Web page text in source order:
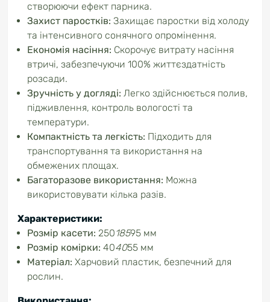
створюючи ефект парника.
Захист паростків: Захищає паростки від холоду
та інтенсивного сонячного опромінення.
Економія насіння: Скорочує витрату насіння
втричі, забезпечуючи 100% життєздатність
розсади.
Зручність у догляді: Легко здійснюється полив,
підживлення, контроль вологості та
температури.
Компактність та легкість: Підходить для
транспортування та використання на
обмежених площах.
Багаторазове використання: Можна
використовувати кілька разів.
Характеристики:
Розмір касети: 25018595 мм
Розмір комірки: 404055 мм
Матеріал: Харчовий пластик, безпечний для
рослин.